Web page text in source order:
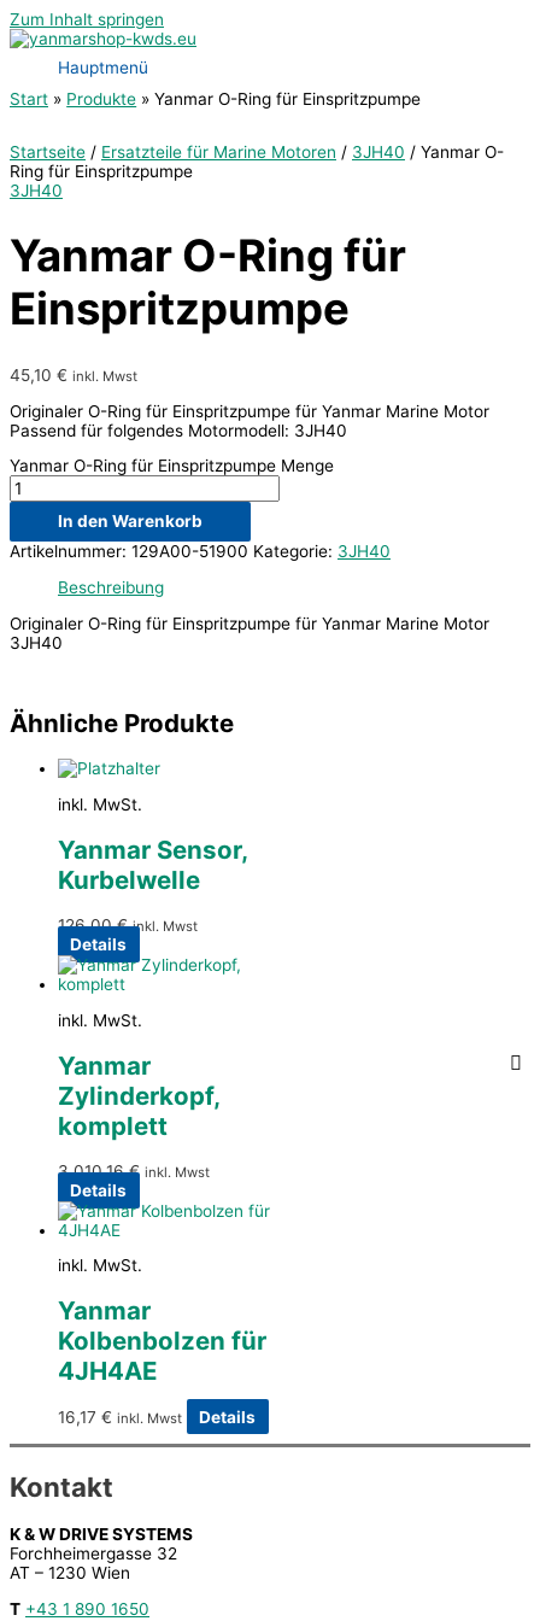
Zum Inhalt springen
Hauptmenü
Start
Produkte Yanmar O-Ring für Einspritzpumpe
Startseite / Ersatzteile für Marine Motoren / 3JH40 / Yanmar O-
Ring für Einspritzpumpe
3JH40
Yanmar O-Ring für
Einspritzpumpe
45,10 € inkl. Mwst
Originaler O-Ring für Einspritzpumpe für Yanmar Marine Motor
Passend für folgendes Motormodell: 3JH40
Yanmar O-Ring für Einspritzpumpe Menge
In den Warenkorb
Artikelnummer: 129A00-51900 Kategorie: 3JH40
Beschreibung
Originaler O-Ring für Einspritzpumpe für Yanmar Marine Motor
3JH40
Ähnliche Produkte
inkl. MwSt.
Yanmar Sensor,
Kurbelwelle
126,00€ inkl. Mwst
Details
inkl. MwSt.
Yanmar
Zylinderkopf,
komplett
3.010,16€ inkl. Mwst
Details
inkl. MwSt.
Yanmar
Kolbenbolzen für
4JH4AE
16,17 € inkl. Mwst Details
Kontakt
K & W DRIVE SYSTEMS
Forchheimergasse 32
AT – 1230 Wien
T +43 1 890 1650